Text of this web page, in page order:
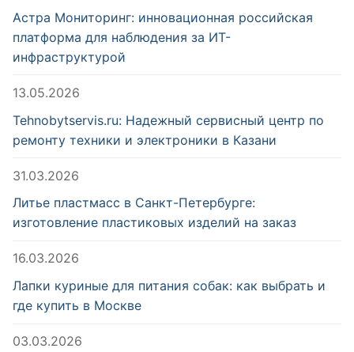
Астра Мониторинг: инновационная российская
платформа для наблюдения за ИТ-
инфраструктурой
13.05.2026
Tehnobytservis.ru: Надежный сервисный центр по
ремонту техники и электроники в Казани
31.03.2026
Литье пластмасс в Санкт-Петербурге:
изготовление пластиковых изделий на заказ
16.03.2026
Лапки куриные для питания собак: как выбрать и
где купить в Москве
03.03.2026